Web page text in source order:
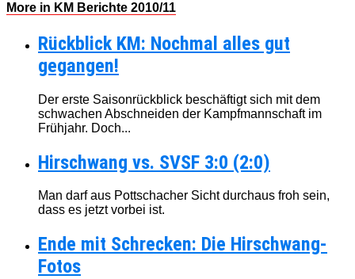
More in KM Berichte 2010/11
Rückblick KM: Nochmal alles gut
gegangen!
Der erste Saisonrückblick beschäftigt sich mit dem
schwachen Abschneiden der Kampfmannschaft im
Frühjahr. Doch...
Hirschwang vs. SVSF 3:0 (2:0)
Man darf aus Pottschacher Sicht durchaus froh sein,
dass es jetzt vorbei ist.
Ende mit Schrecken: Die Hirschwang-
Fotos